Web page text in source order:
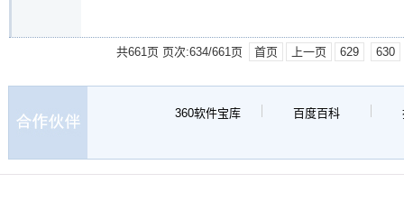
共661页 页次:634/661页 首页 上一页 629 630
360软件宝库 百度百科